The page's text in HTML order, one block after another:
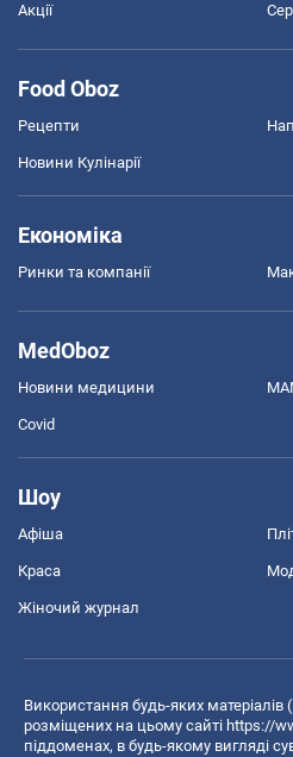
Акції
Food Oboz
Рецепти
Новини Кулінарії
Економіка
Ринки та компанії
MedOboz
Новини медицини
Covid
Шоу
Афіша
Краса
Жіночий журнал
Використання будь-яких матеріалів
розміщених на цьому сайті https://
піддоменах, в будь-якому вигляді